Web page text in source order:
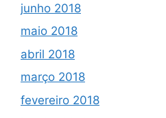
junho 2018
maio 2018
abril 2018
março 2018
fevereiro 2018